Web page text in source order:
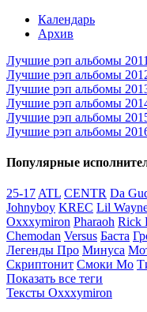
Календарь
Архив
Лучшие рэп альбомы
Лучшие рэп альбомы
Лучшие рэп альбомы
Лучшие рэп альбомы
Лучшие рэп альбомы
Лучшие рэп альбомы
Популярные
25-17 ATL CENTR Da
Johnyboy KREC Lil
Oxxxymiron Pharaoh Rick
Chemodan Versus Баста
Легенды Про Минуса
Скриптонит Смоки Мо
Показать все теги
Тексты Oxxxymiron